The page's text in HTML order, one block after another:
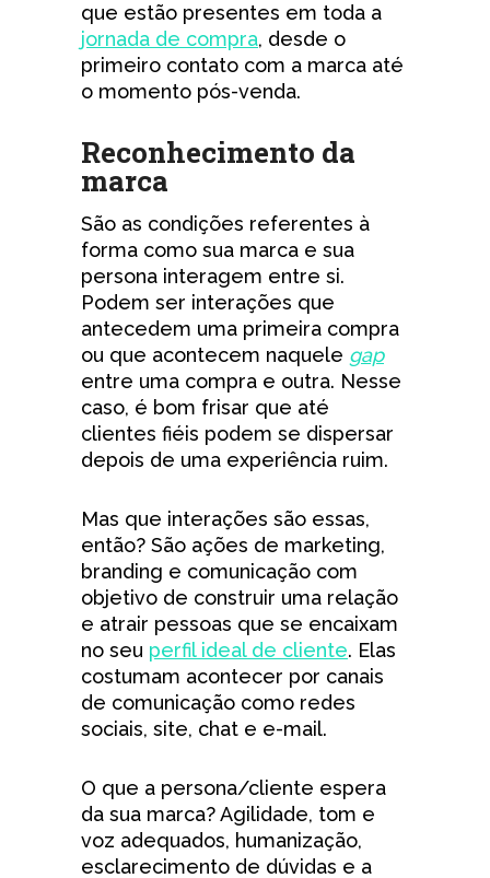
que estão presentes em toda a
jornada de compra, desde o
primeiro contato com a marca até
o momento pós-venda.
Reconhecimento da
marca
São as condições referentes à
forma como sua marca e sua
persona interagem entre si.
Podem ser interações que
antecedem uma primeira compra
ou que acontecem naquele gap
entre uma compra e outra. Nesse
caso, é bom frisar que até
clientes fiéis podem se dispersar
depois de uma experiência ruim.
Mas que interações são essas,
então? São ações de marketing,
branding e comunicação com
objetivo de construir uma relação
e atrair pessoas que se encaixam
no seu perfil ideal de cliente. Elas
costumam acontecer por canais
de comunicação como redes
sociais, site, chat e e-mail.
O que a persona/cliente espera
da sua marca? Agilidade, tom e
voz adequados, humanização,
esclarecimento de dúvidas e a